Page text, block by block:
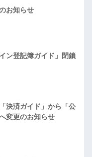
お知らせ
ン登記簿ガイド」閉鎖
決済ガイド」から「公
変更のお知らせ